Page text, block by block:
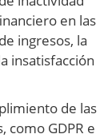
en las
ingresos, la
insatisfacción
de las
como GDPR e